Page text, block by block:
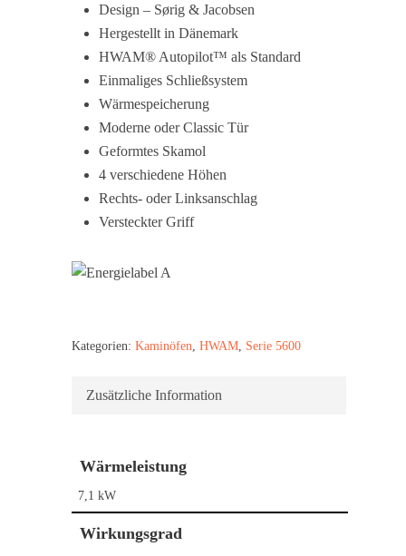
Design – Sørig & Jacobsen
Hergestellt in Dänemark
HWAM® Autopilot™ als Standard
Einmaliges Schließsystem
Wärmespeicherung
Moderne oder Classic Tür
Geformtes Skamol
4 verschiedene Höhen
Rechts- oder Linksanschlag
Versteckter Griff
Kategorien: Kaminöfen HWAM Serie 5600
Zusätzliche Information
Wärmeleistung
7,1 kW
Wirkungsgrad
Home